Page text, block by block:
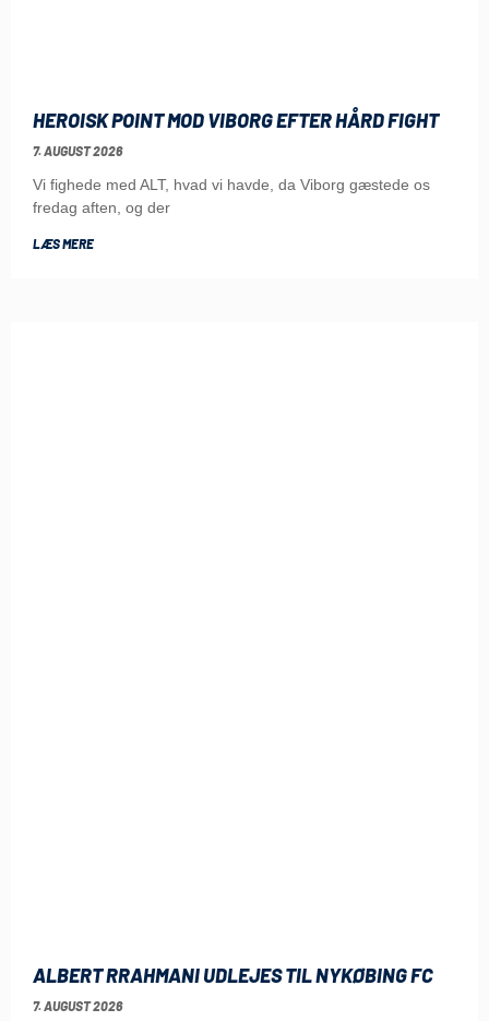
HEROISK POINT MOD VIBORG EFTER HÅRD FIGHT
7. AUGUST 2026
Vi fighede med ALT, hvad vi havde, da Viborg gæstede os
fredag aften, og der
LÆS MERE
ALBERT RRAHMANI UDLEJES TIL NYKØBING FC
7. AUGUST 2026